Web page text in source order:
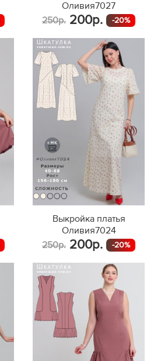
Оливия7027
250р. 200р. -20%
Выкройка платья
Оливия7024
250р. 200р. -20%